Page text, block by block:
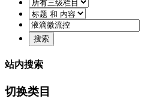
站内搜索
切换类目